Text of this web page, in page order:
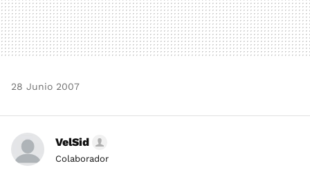
28 Junio 2007
VelSid
Colaborador